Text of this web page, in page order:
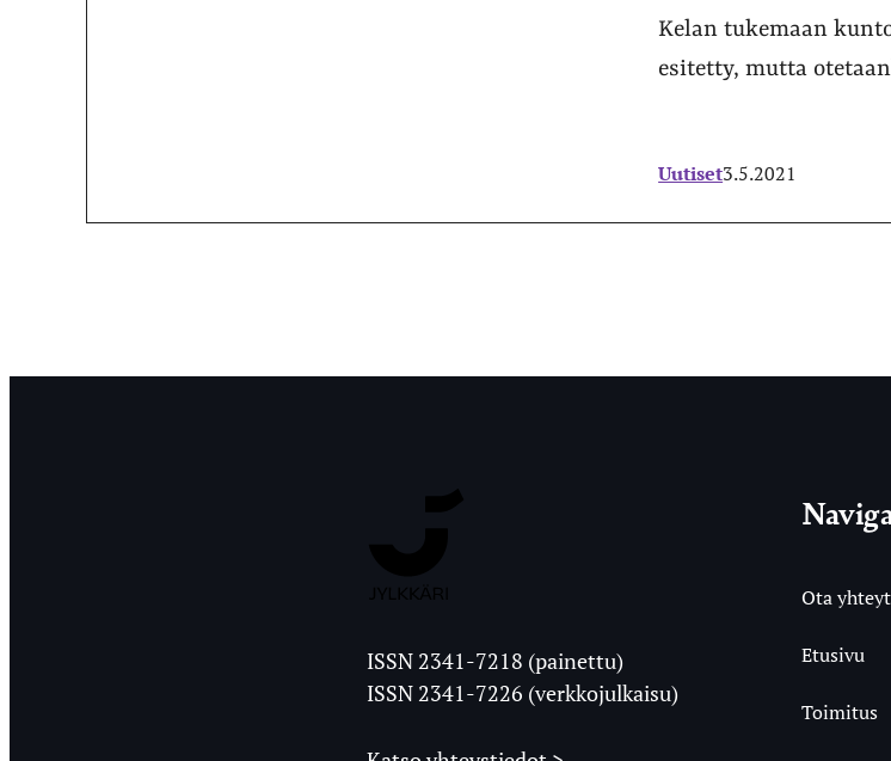
Kelan tukemaan
esitetty, mutta
Uutiset3.5.2021
Ylioppilaslehti
ISSN 2341-7218 (painettu)
ISSN 2341-7226 (verkkojulkaisu)
Ota
Etusivu
Toimitus